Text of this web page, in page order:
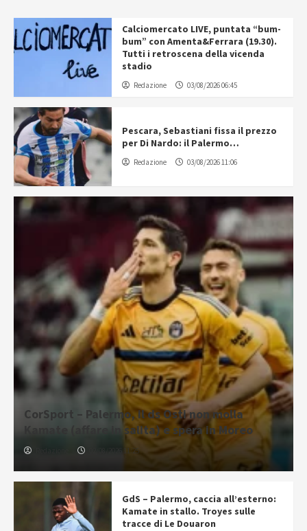
Calciomercato LIVE, puntata “bum-
bum” con Amenta&Ferrara (19.30).
Tutti i retroscena della vicenda
stadio
Redazione 03/08/2026 06:45
Pescara, Sebastiani fissa il prezzo
per Di Nardo: il Palermo…
Redazione 03/08/2026 11:06
CorSport – Palermo, il ds Osti non molla
Kamate (affare in salita) e spera in Moreo
02/08/2026 11:25
GdS – Palermo, caccia all’esterno:
Kamate in stallo. Troyes sulle
tracce di Le Douaron